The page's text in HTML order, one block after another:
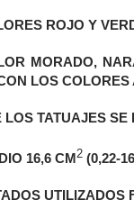
ROJO Y
MORADO,
LOS
LOS TATUAJES
16,6 CM2 (0,22-
UTILIZADOS